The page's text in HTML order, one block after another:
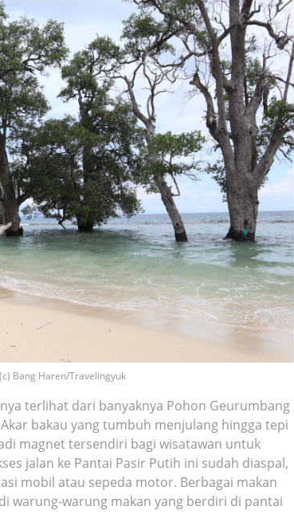
Bang Haren/Travelingyuk
terlihat dari banyaknya Pohon Geurumbang
bakau yang tumbuh menjulang hingga tepi
magnet tersendiri bagi wisatawan untuk
jalan ke Pantai Pasir Putih ini sudah diaspal,
mobil atau sepeda motor. Berbagai makan
warung-warung makan yang berdiri di pantai